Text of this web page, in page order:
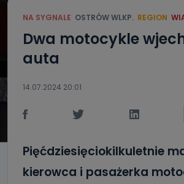
NA SYGNALE OSTRÓW WLKP. REGION
Dwa motocykle
auta
14.07.2024 20:01
Pięćdziesięciokilkuletnie
kierowca i pasażerka